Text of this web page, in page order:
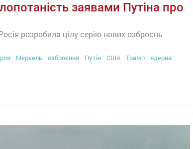
заявами Путіна про
розробила цілу серію нових озброєнь
Меркель озброєння Путін США Трамп
ядерна